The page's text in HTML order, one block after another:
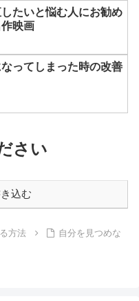
たいと悩む人にお勧め
映画
ってしまった時の改善
さい
込む
方法
自分を見つめな